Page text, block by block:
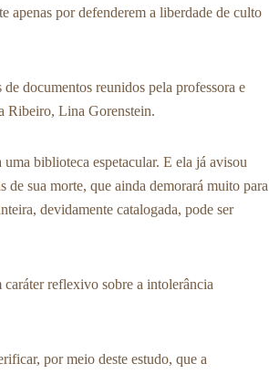
apenas por defenderem a liberdade de culto
documentos reunidos pela professora e
Ribeiro, Lina Gorenstein.
biblioteca espetacular. E ela já avisou
de sua morte, que ainda demorará muito para
devidamente catalogada, pode ser
reflexivo sobre a intolerância
por meio deste estudo, que a